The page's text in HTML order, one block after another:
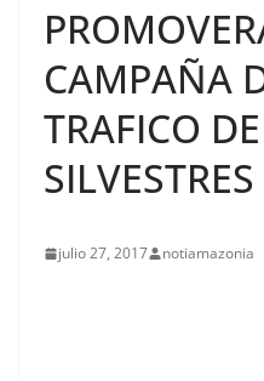
CAMPAÑA
TRAFICO
SILVESTRES
julio 27, 2017 notiamazonia